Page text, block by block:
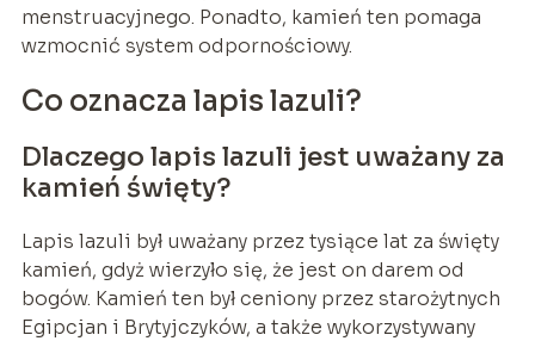
menstruacyjnego. Ponadto, kamień ten pomaga
wzmocnić system odpornościowy.
Co oznacza lapis lazuli?
Dlaczego lapis lazuli jest uważany za
kamień święty?
Lapis lazuli był uważany przez tysiące lat za święty
kamień, gdyż wierzyło się, że jest on darem od
bogów. Kamień ten był ceniony przez starożytnych
Egipcjan i Brytyjczyków, a także wykorzystywany